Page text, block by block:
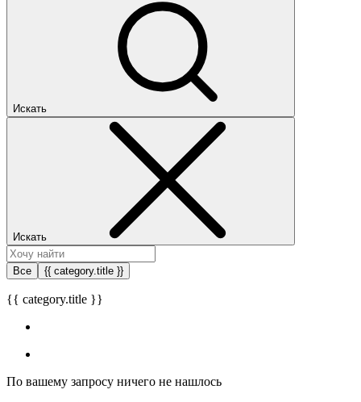
Искать
Искать
Все {{ category.title }}
{{ category.title }}
По вашему запросу ничего не нашлось